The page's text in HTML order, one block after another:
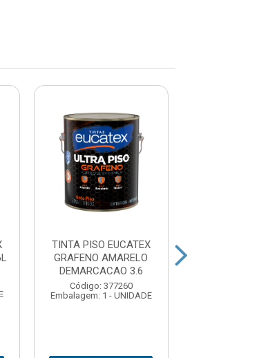
TINTA PISO EUCATEX
GRAFENO AMARELO
DEMARCACAO 3.6
Código: 377260
Embalagem: 1 - UNIDADE